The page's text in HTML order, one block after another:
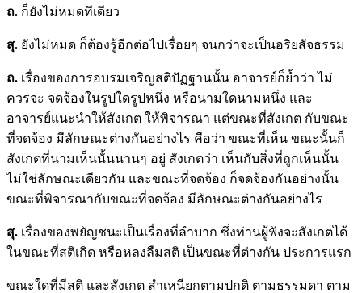
ถ. ก็ยังไม่หมดทีเดียว
สุ. ยังไม่หมด ก็ต้องรู้อีกต่อไปเรื่อยๆ จนกว่าจะเป็นอริยสัจธรรม
ถ. เรื่องของการอบรมเจริญสติปัฏฐานนั้น อาจารย์ก็ย้ำว่า ไม่
ควรจะ จดจ้องในรูปใดรูปหนึ่ง หรือนามใดนามหนึ่ง และ
อาจารย์แนะนำให้สังเกต ให้พิจารณา แต่ขณะที่สังเกต กับขณะ
ที่จดจ้อง มีลักษณะต่างกันอย่างไร คือว่า ขณะที่เห็น ขณะนั้นก็
สังเกตที่นามเห็นนั้นนานๆ อยู่ สังเกตว่า เห็นกับสิ่งที่ถูกเห็นนั้น
ไม่ใช่ลักษณะเดียวกัน และขณะที่จดจ้อง ก็จดจ้องกันอย่างนั้น
ขณะที่พิจารณากับขณะที่จดจ้อง มีลักษณะต่างกันอย่างไร
สุ. เรื่องของพยัญชนะเป็นเรื่องที่ลำบาก ซึ่งท่านผู้ฟังจะสังเกตได้
ในขณะที่สติเกิด หรือหลงลืมสติ เป็นขณะที่ต่างกัน ประการแรก
ขณะใดที่มีสติ และสังเกต สำเหนียกตามปกติ ตามธรรมดา ตาม